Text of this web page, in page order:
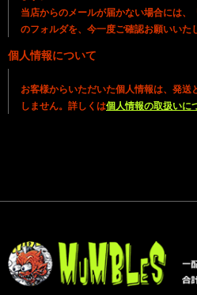
当店からのメールが届かない場合には、
のフォルダを、今一度ご確認お願いいた
個人情報について
お客様からいただいた個人情報は、発
しません。詳しくは個人情報の取扱いに